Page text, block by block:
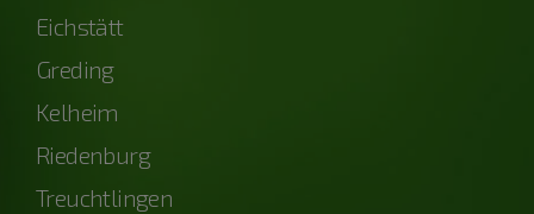
Eichstätt
Greding
Kelheim
Riedenburg
Treuchtlingen